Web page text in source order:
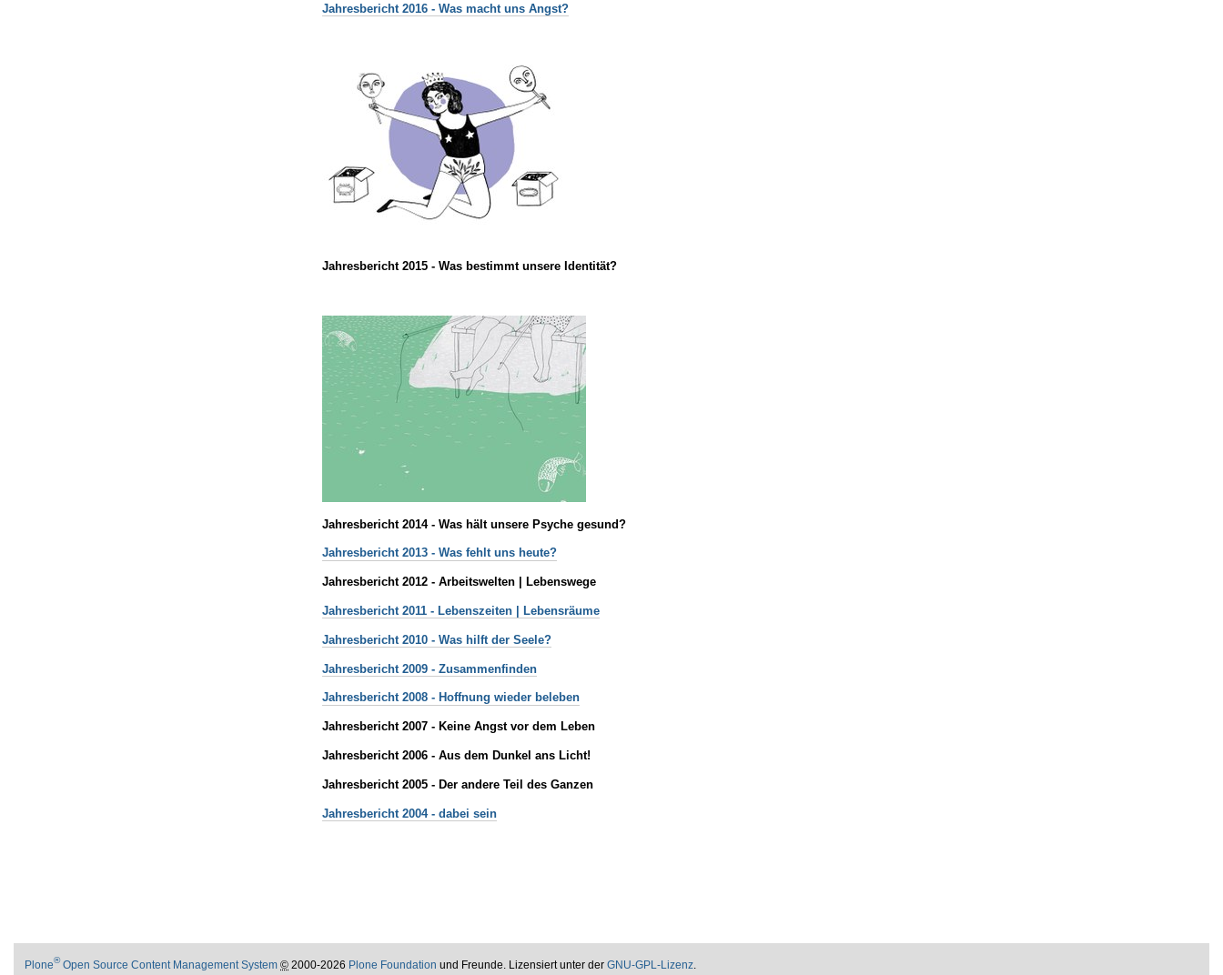
Jahresbericht 2016 - Was macht uns Angst?
Jahresbericht 2015 - Was bestimmt unsere Identität?
Jahresbericht 2014 - Was hält unsere Psyche gesund?
Jahresbericht 2013 - Was fehlt uns heute?
Jahresbericht 2012 - Arbeitswelten | Lebenswege
Jahresbericht 2011 - Lebenszeiten | Lebensräume
Jahresbericht 2010 - Was hilft der Seele?
Jahresbericht 2009 - Zusammenfinden
Jahresbericht 2008 - Hoffnung wieder beleben
Jahresbericht 2007 - Keine Angst vor dem Leben
Jahresbericht 2006 - Aus dem Dunkel ans Licht!
Jahresbericht 2005 - Der andere Teil des Ganzen
Jahresbericht 2004 - dabei sein
Plone®Open Source Content Management System © 2000-2026 Plone Foundation und Freunde. Lizensiert unter derGNU-GPL-Lizenz